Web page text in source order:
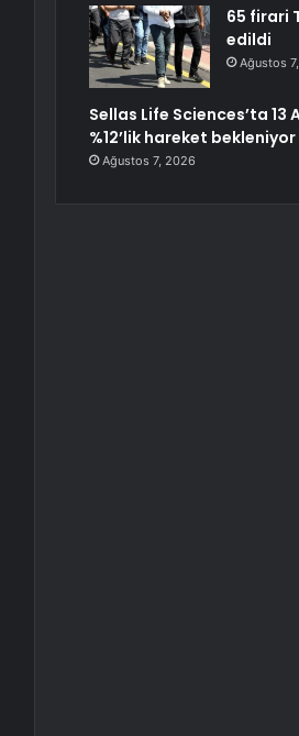
65 firari
edildi
Ağustos
Sellas Life Sciences’ta 13
%12’lik hareket bekleniyor
Ağustos 7, 2026